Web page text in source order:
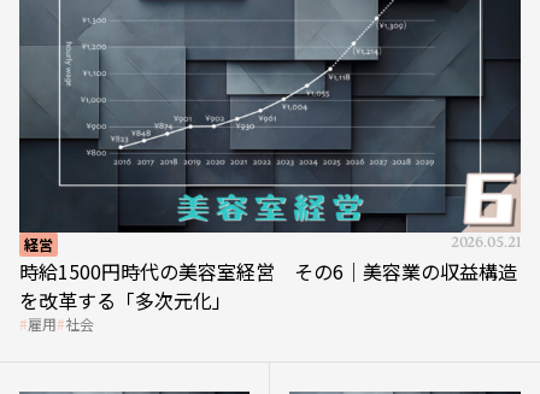
経営 2026.05.21
時給1500円時代の美容室経営 その6｜美容業の収益構造
を改革する「多次元化」
雇用 社会